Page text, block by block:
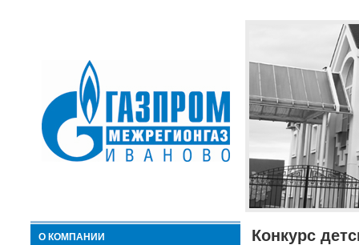
О КОМПАНИИ Конкурс